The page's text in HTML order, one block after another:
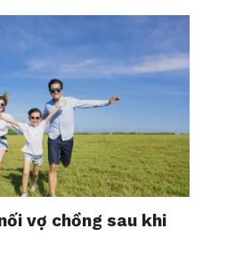
vợ chồng sau khi